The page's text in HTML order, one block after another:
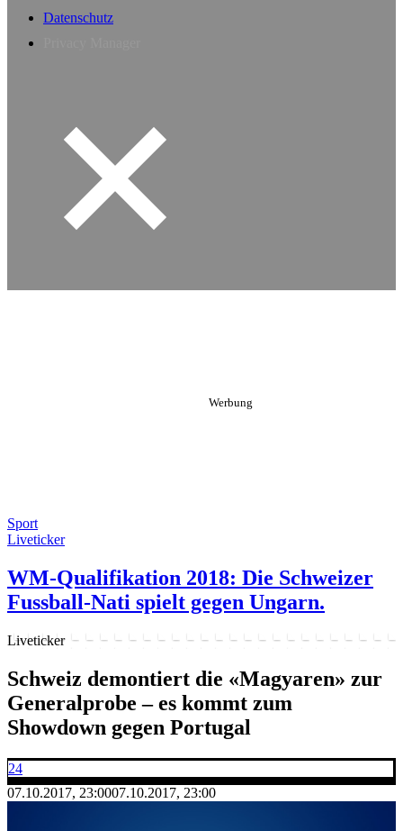
Datenschutz
Sport
Liveticker
WM-Qualifikation 2018: Die Schweizer
Fussball-Nati spielt gegen Ungarn.
Liveticker
Schweiz demontiert die «Magyaren» zur
Generalprobe – es kommt zum
Showdown gegen Portugal
24
07.10.2017, 23:0007.10.2017, 23:00